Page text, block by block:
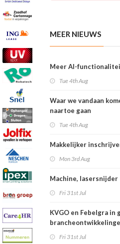
MEER NIEUWS
Meer AI-
Tue 4th Aug
Waar we vandaan
naartoe gaan
Tue 4th Aug
Makkelijker
Mon 3rd Aug
Machine, lasersnijder
Fri 31st Jul
KVGO en Febelgra in
Fri 31st Jul